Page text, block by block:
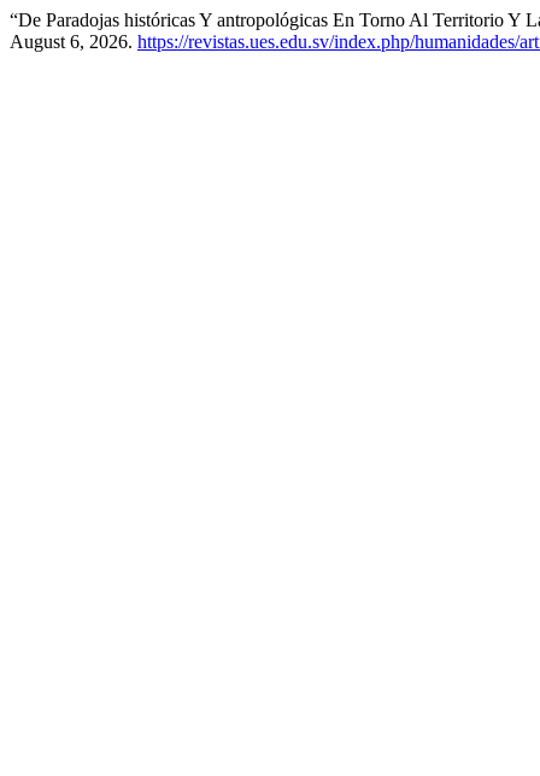
“De Paradojas históricas Y antropológicas En Torno Al Territorio Y
August 6, 2026. https://revistas.ues.edu.sv/index.php/humanidades/